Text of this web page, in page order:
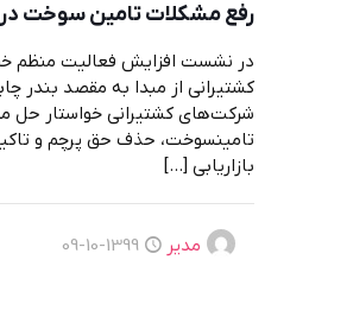
رفع مشکلات تامین سوخت‌ در
در نشست افزایش فعالیت منظم
کشتیرانی از مبدا به مقصد بندر
شرکت‌های کشتیرانی خواستار حل
تامینسوخت، حذف حق پرچم و
بازاریابی […]
مدیر 1399-10-09